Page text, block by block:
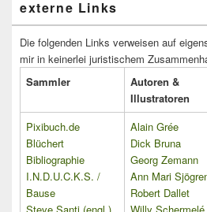
externe Links
Die folgenden Links verweisen auf
mir in keinerlei juristischem
Sammler
Autoren &
Illustratoren
Pixibuch.de
Blüchert
Bibliographie
I.N.D.U.C.K.S. /
Bause
Steve Santi (engl.)
Alain Grée
Dick Bruna
Georg Zemann
Ann Mari
Robert Dallet
Willy Schermelé